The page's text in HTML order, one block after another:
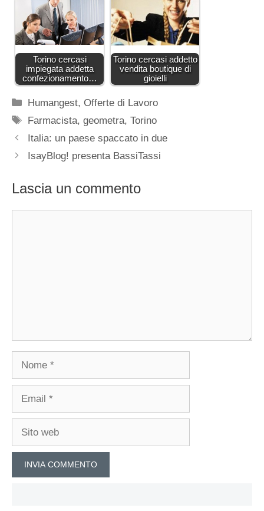
Torino cercasi
impiegata addetta
confezionamento…
Torino cercasi addetto
vendita boutique di
gioielli
Categorie
Humangest,Offerte di Lavoro
Tag
Farmacista,geometra,Torino
Italia: un paese spaccato in due
IsayBlog! presenta BassiTassi
Lascia un commento
Nome
Email
Sito